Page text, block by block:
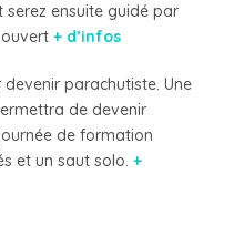
ensuite guidé par
+ d’infos
devenir parachutiste. Une
de devenir
de formation
et un saut solo. +